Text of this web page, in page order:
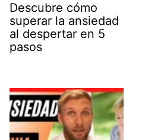
Descubre cómo
superar la ansiedad
al despertar en 5
pasos